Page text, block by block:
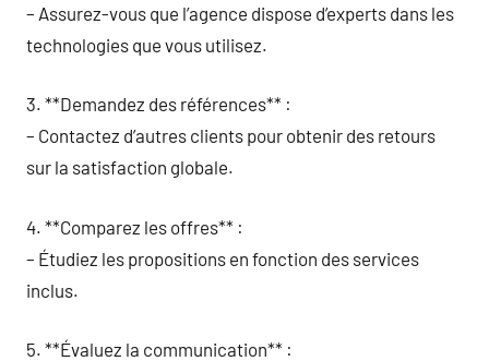
– Assurez-vous que l’agence dispose d’experts dans les
technologies que vous utilisez.
3. **Demandez des références** :
– Contactez d’autres clients pour obtenir des retours
sur la satisfaction globale.
4. **Comparez les offres** :
– Étudiez les propositions en fonction des services
inclus.
5. **Évaluez la communication** :